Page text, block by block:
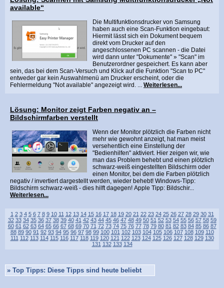
available“
Die Multifunktionsdrucker von Samsung
haben auch eine Scan-Funktion eingebaut:
Hiermit lässt sich ein Dokument bequem
direkt vom Drucker auf den
angeschlossenen PC scannen - die Datei
wird dann unter "Dokumente" » "Scan" im
Benutzerordner gespeichert. Es kann aber
sein, das bei dem Scan-Versuch und Klick auf die Funktion "Scan to PC"
entweder gar kein Auswahlmenü am Drucker erscheint, oder die
Fehlermeldung "Not available" angezeigt wird. ... Weiterlesen...
Lösung: Monitor zeigt Farben negativ an –
Bildschirmfarben verstellt
Wenn der Monitor plötzlich die Farben nicht
mehr wie gewohnt anzeigt, hat man meist
versehentlich eine Einstellung der
"Bedienhilfen" aktiviert. Hier zeigen wir, wie
man das Problem behebt und einen plötzlich
schwarz-weiß eingestellten Bildschirm oder
einen Monitor, bei dem die Farben plötzlich
negativ / invertiert dargestellt werden, wieder behebt! Windows-Tipp:
Bildschirm schwarz-weiß - dies hilft dagegen! Apple Tipp: Bildschir...
Weiterlesen...
1 2 3 4 5 6 7 8 9 10 11 12 13 14 15 16 17 18 19 20 21 22 23 24 25 26 27 28 29 30 31
32 33 34 35 36 37 38 39 40 41 42 43 44 45 46 47 48 49 50 51 52 53 54 55 56 57 58 59
60 61 62 63 64 65 66 67 68 69 70 71 72 73 74 75 76 77 78 79 80 81 82 83 84 85 86 87
88 89 90 91 92 93 94 95 96 97 98 99 100 101 102 103 104 105 106 107 108 109 110
111 112 113 114 115 116 117 118 119 120 121 122 123 124 125 126 127 128 129 130
131 132 133 134
» Top Tipps: Diese Tipps sind heute beliebt